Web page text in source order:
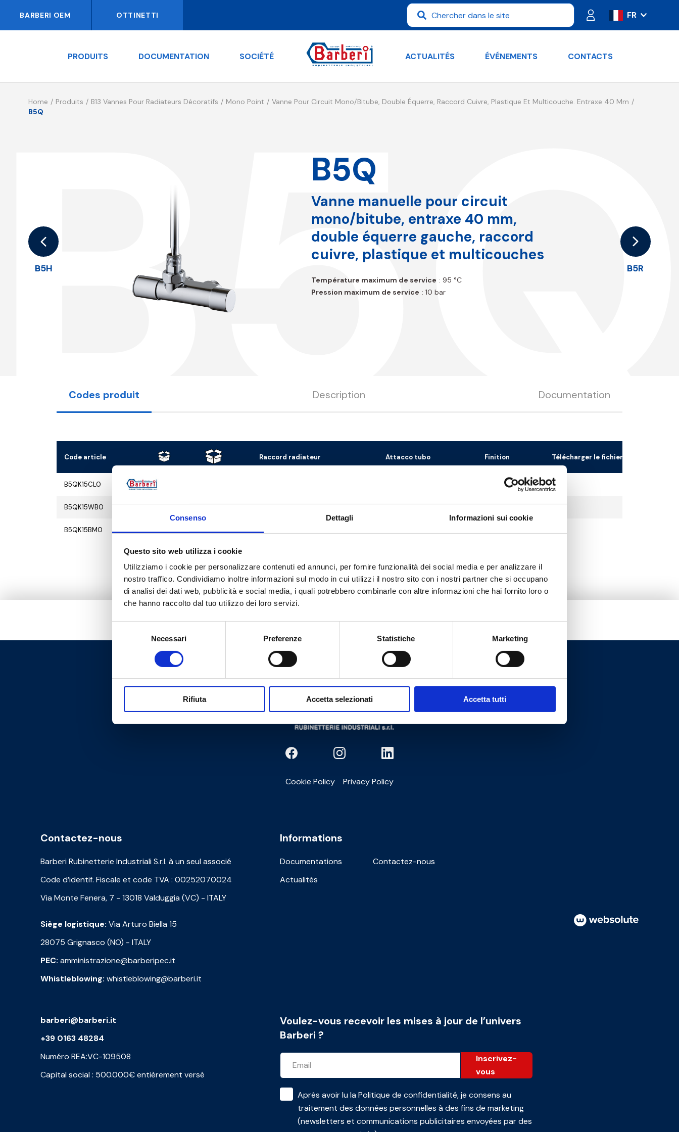
Consenso Dettagli Informazioni sui cookie
Questo sito web utilizza i cookie
Utilizziamo i cookie per personalizzare contenuti ed annunci, per fornire funzionalità dei social media e per analizzare il
nostro traffico. Condividiamo inoltre informazioni sul modo in cui utilizzi il nostro sito con i nostri partner che si occupano
di analisi dei dati web, pubblicità e social media, i quali potrebbero combinarle con altre informazioni che hai fornito loro o
che hanno raccolto dal tuo utilizzo dei loro servizi.
del
Necessari Preferenze Statistiche Marketing
Rifiuta Accetta selezionati Accetta tutti
BARBERI OEM OTTINETTI
FR
IT
DE
RU
PRODUITS DOCUMENTATION SOCIÉTÉ ACTUALITÉS ÉVÉNEMENTS CONTACTS
Home Produits B13 Vannes Pour Radiateurs Décoratifs Mono Point
Vanne Pour Circuit Mono/bitube, Double Équerre, Raccord Cuivre, Plastique Et Multicouche. Entraxe 40 Mm
B5Q
B5H B5R
B5Q
Vanne manuelle pour circuit
mono/bitube, entraxe 40 mm,
double équerre gauche, raccord
cuivre, plastique et multicouches
Température maximum de service : 95 °C
Pression maximum de service : 10 bar
Codes produit Description Documentation
Code article Raccord radiateur Attacco tubo Finition Télécharger le fichier 3D
B5QK15CL0 Chrome
B5QK15WB0 1 10 G 1/2 M G 1/2 EK Blanc
B5QK15BM0 1 10 G 1/2 M
Besoin d’aide ?
Cookie Policy Privacy Policy
Contactez-nous
Barberi Rubinetterie Industriali S.r.l. à un seul associé
Code d’identif. Fiscale et code TVA : 00252070024
Via Monte Fenera, 7 - 13018 Valduggia (VC) - ITALY
Siège logistique: Via Arturo Biella 15
28075 Grignasco (NO) - ITALY
PEC: amministrazione@barberipec.it
Whistleblowing: whistleblowing@barberi.it
Informations
Documentations
Contactez-nous
Actualités
barberi@barberi.it
+39 0163 48284
Numéro REA:VC-109508
Capital social : 500.000€ entièrement versé
Voulez-vous recevoir les mises à jour de l’univers
Barberi ?
Inscrivez-
vous
Après avoir lu laPolitique de confidentialité, je consens au
traitement des données personnelles à des fins de marketing
(newsletters et communications publicitaires envoyées par des